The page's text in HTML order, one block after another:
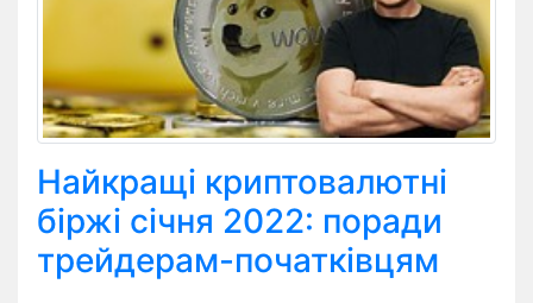
Найкращі криптовалютні
біржі січня 2022: поради
трейдерам-початківцям